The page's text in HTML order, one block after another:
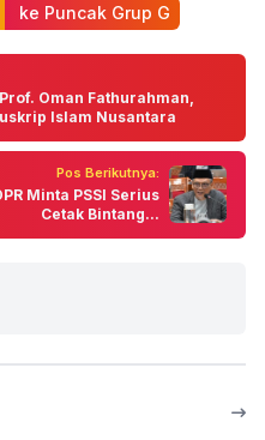
ke Puncak Grup G
Oman Fathurahman,
Islam Nusantara
Pos Berikutnya:
Minta PSSI Serius
Cetak Bintang...